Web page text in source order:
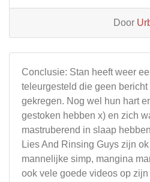
Door
Conclusie: Stan heeft weer
teleurgesteld die geen bericht
gekregen. Nog wel hun hart
gestoken hebben x) en zich
mastruberend in slaap
Lies And Rinsing Guys zijn
mannelijke simp, mangina
ook vele goede videos op zijn